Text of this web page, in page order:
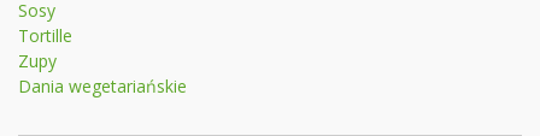
Sosy
Tortille
Zupy
Dania wegetariańskie